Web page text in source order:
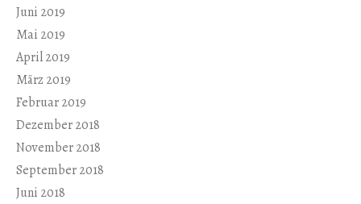
Juni 2019
Mai 2019
April 2019
März 2019
Februar 2019
Dezember 2018
November 2018
September 2018
Juni 2018